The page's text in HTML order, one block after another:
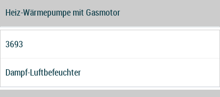
Heiz-Wärmepumpe mit Gasmotor
3693
Dampf-Luftbefeuchter